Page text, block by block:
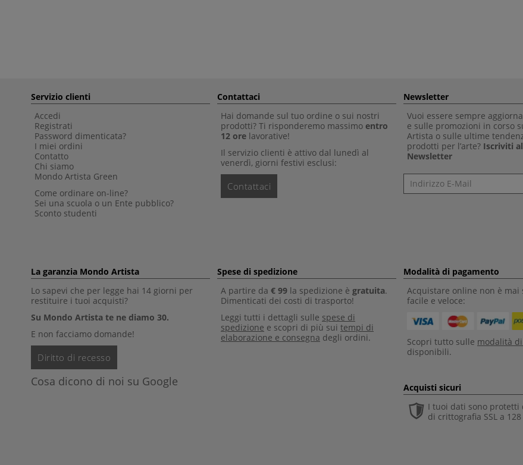
Servizio clienti
Accedi
Registrati
Password dimenticata?
I miei ordini
Contatto
Chi siamo
Mondo Artista Green
Come ordinare on-line?
Sei una scuola o un Ente pubblico?
Sconto studenti
Contattaci
Hai domande sul tuo ordine o sui nostri
prodotti? Ti risponderemo massimo entro
12 ore lavorative!
Il servizio clienti è attivo dal lunedì al
venerdì, giorni festivi esclusi:
Contattaci
Newsletter
Vuoi essere sempre
e sulle promozioni in corso
Artista o sulle ultime
prodotti per l’arte? Iscriviti
Newsletter
Newsletter
La garanzia Mondo Artista
Lo sapevi che per legge hai 14 giorni per
restituire i tuoi acquisti?
Su Mondo Artista te ne diamo 30.
E non facciamo domande!
Diritto di recesso
Cosa dicono di noi su Google
Spese di spedizione
A partire da € 99 la spedizione è gratuita.
Dimenticati dei costi di trasporto!
Leggi tutti i dettagli sulle spese di
spedizione e scopri di più sui tempi di
elaborazione e consegna degli ordini.
Modalità di pagamento
Acquistare online non è mai
facile e veloce:
Scopri tutto sulle modalità
disponibili.
Acquisti sicuri
I tuoi dati sono protetti
di crittografia SSL a